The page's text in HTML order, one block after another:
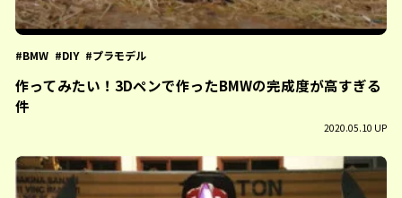
BMW DIY プラモデル
作ってみたい！3Dペンで作ったBMWの完成度が高すぎる
件
2020.05.10 UP